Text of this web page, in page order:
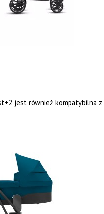
jest również kompatybilna